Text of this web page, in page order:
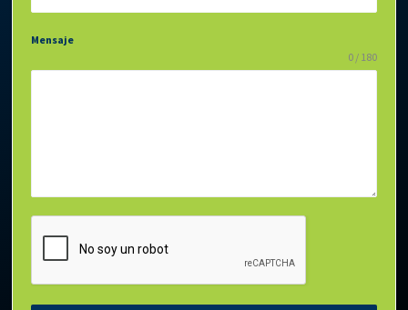
Mensaje
0 / 180